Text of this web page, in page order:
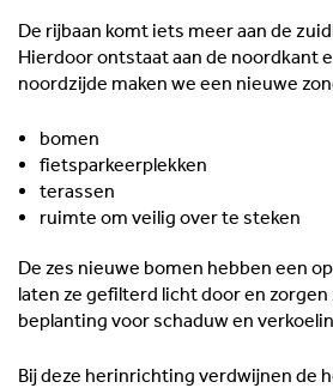
De rijbaan komt iets meer aan de
Hierdoor ontstaat aan de noordkant
noordzijde maken we een nieuwe
bomen
fietsparkeerplekken
terassen
ruimte om veilig over te steken
De zes nieuwe bomen hebben een
laten ze gefilterd licht door en zorgen
beplanting voor schaduw en
Bij deze herinrichting verdwijnen de